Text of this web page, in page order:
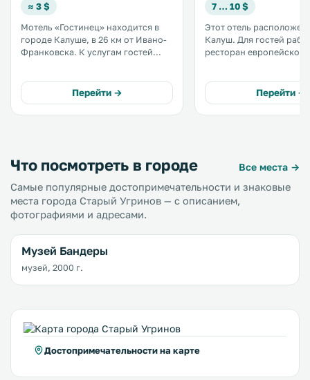
≈ 3 $
Мотель «Гостинец» находится в
городе Калуше, в 26 км от Ивано-
Франковска. К услугам гостей
работает ресторан и обустроена
бесплатная частная парковка. .
Перейти →
7 … 10 $
Этот отель расположен
Калуш. Для гостей работают
ресторан европейской
находится у подножия
Карпатских гор,
магистрали T1419. .
Перейти →
Что посмотреть в городе
Все места →
Самые популярные достопримечательности и знаковые
места города Старый Угринов — с описанием,
фотографиями и адресами.
Музей Бандеры
музей, 2000 г.
Достопримечательности на карте